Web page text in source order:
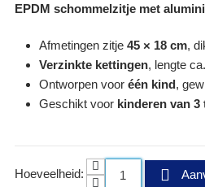
EPDM schommelzitje met
Afmetingen zitje45 × 18 cm,
Verzinkte kettingen, lengte
Ontworpen vooréén kind,
Geschikt voor kinderen van 3
Hoeveelheid: